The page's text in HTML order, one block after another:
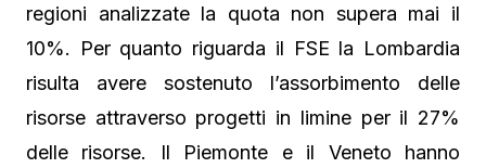
regioni analizzate la quota non supera mai il
10%. Per quanto riguarda il FSE la Lombardia
risulta avere sostenuto l’assorbimento delle
risorse attraverso progetti in limine per il 27%
delle risorse. Il Piemonte e il Veneto hanno